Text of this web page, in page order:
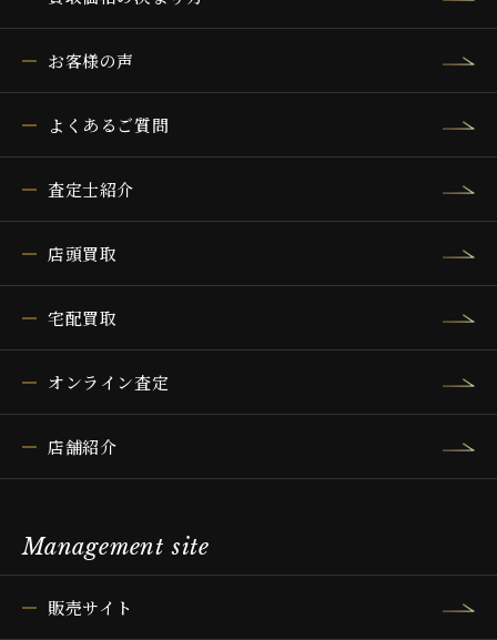
お客様の声
よくあるご質問
査定士紹介
店頭買取
宅配買取
オンライン査定
店舗紹介
Management site
販売サイト